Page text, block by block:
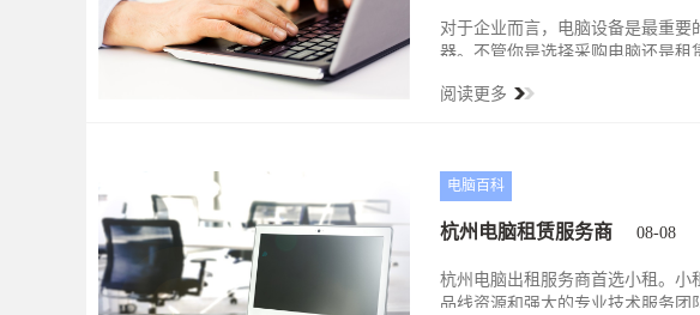
对于企业而言，电脑设备是最重
器。不管你是选择采购电脑还是
阅读更多
电脑百科
杭州电脑租赁服务商 08-08
杭州电脑出租服务商首选小租。小
品线资源和强大的专业技术服务